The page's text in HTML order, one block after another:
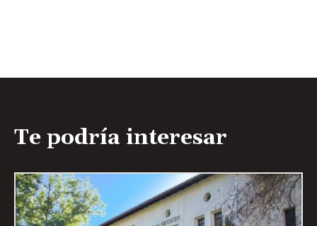
Te podría interesar